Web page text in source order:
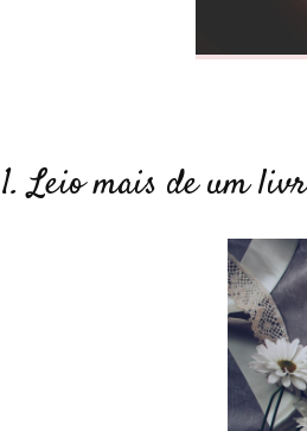
1. Leio mais de um